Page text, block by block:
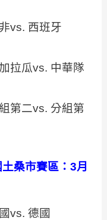
vs. 西班牙
拉瓜vs. 中華隊
第二vs. 分組第
桑市賽區：3月
vs. 德國